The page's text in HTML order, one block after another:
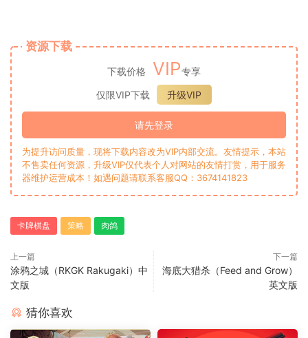
资源下载
下载价格 VIP专享
仅限VIP下载
升级VIP
请先登录
为提升访问质量，现将下载内容改为VIP内部交流。友情提示，本站
不售卖任何资源，升级VIP仅代表个人对网站的友情打赏，用于服务
器维护运营成本！如遇问题请联系客服QQ：3674141823
卡牌棋盘 策略 肉鸽
上一篇
涂鸦之城（RKGK Rakugaki）中
文版
下一篇
海底大猎杀（Feed and Grow）
英文版
猜你喜欢